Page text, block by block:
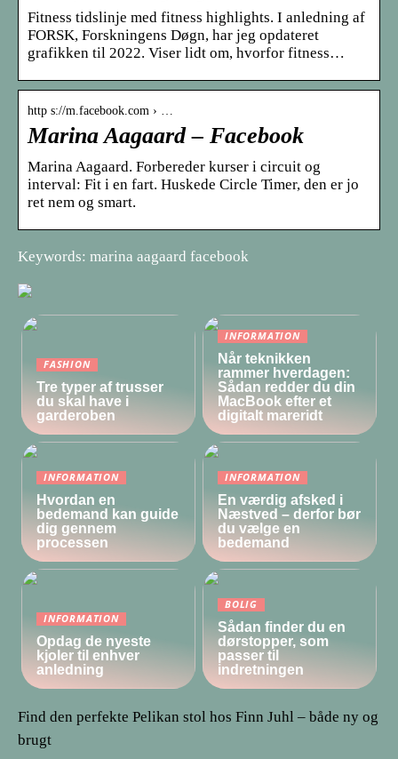
Fitness tidslinje med fitness highlights. I anledning af
FORSK, Forskningens Døgn, har jeg opdateret
grafikken til 2022. Viser lidt om, hvorfor fitness…
http s://m.facebook.com › …
Marina Aagaard – Facebook
Marina Aagaard. Forbereder kurser i circuit og
interval: Fit i en fart. Huskede Circle Timer, den er jo
ret nem og smart.
Keywords: marina aagaard facebook
FASHION
Tre typer af trusser
du skal have i
garderoben
INFORMATION
Når teknikken
rammer hverdagen:
Sådan redder du din
MacBook efter et
digitalt mareridt
INFORMATION
Hvordan en
bedemand kan guide
dig gennem
processen
INFORMATION
En værdig afsked i
Næstved – derfor bør
du vælge en
bedemand
INFORMATION
Opdag de nyeste
kjoler til enhver
anledning
BOLIG
Sådan finder du en
dørstopper, som
passer til
indretningen
Find den perfekte Pelikan stol hos Finn Juhl – både ny og
brugt